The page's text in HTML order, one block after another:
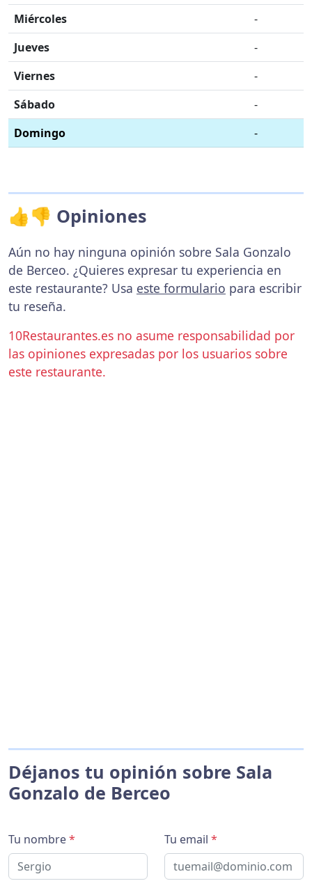
Miércoles
-
Jueves
-
Viernes
-
Sábado
-
Domingo
-
👍👎 Opiniones
Aún no hay ninguna opinión sobre Sala Gonzalo
de Berceo. ¿Quieres expresar tu experiencia en
este restaurante? Usa este formulario para escribir
tu reseña.
10Restaurantes.es no asume responsabilidad por
las opiniones expresadas por los usuarios sobre
este restaurante.
Déjanos tu opinión sobre Sala
Gonzalo de Berceo
Tu nombre* Tu email *